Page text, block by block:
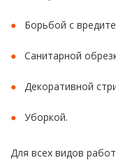
Борьбой с
Санитарной
Декоративной
Уборкой.
Для всех видов